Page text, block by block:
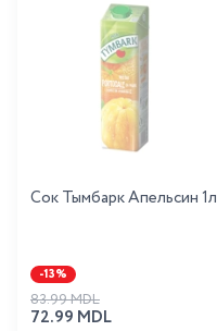
Сок Тымбарк Апельсин 1л
-13%
72.99 MDL
83.99 MDL